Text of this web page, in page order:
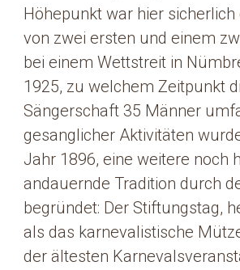
Höhepunkt war hier sicherlich
von zwei ersten und einem
bei einem Wettstreit in
1925, zu welchem Zeitpunkt
Sängerschaft 35 Männer
gesanglicher Aktivitäten
Jahr 1896, eine weitere noch
andauernde Tradition durch
begründet: Der Stiftungstag,
als das karnevalistische
der ältesten